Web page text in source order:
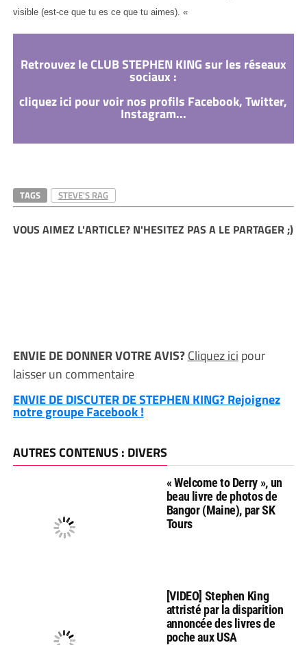
visible (est-ce que tu es ce que tu aimes). «
Retrouvez le CLUB STEPHEN KING sur les réseaux
sociaux :
cliquez ici pour voir nos profils Facebook, Twitter,
Instagram...
TAGS STEVE'S RAG
VOUS AIMEZ L'ARTICLE? N'HESITEZ PAS A LE PARTAGER ;)
ENVIE DE DONNER VOTRE AVIS?Cliquez ici pour
laisser un commentaire
ENVIE DE DISCUTER DE STEPHEN KING? Rejoignez
notre groupe Facebook !
AUTRES CONTENUS : DIVERS
« Welcome to Derry », un
beau livre de photos de
Bangor (Maine), par SK
Tours
[VIDEO] Stephen King
attristé par la disparition
annoncée des livres de
poche aux USA